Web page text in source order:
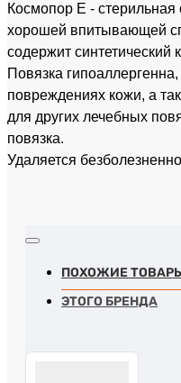
Космопор Е -
хорошей впитывающей
содержит синтетический
Повязка
повреждениях кожи, а
для других лечебных
повязка.
Удаляется
ПОХОЖИЕ
ЭТОГО БРЕНДА